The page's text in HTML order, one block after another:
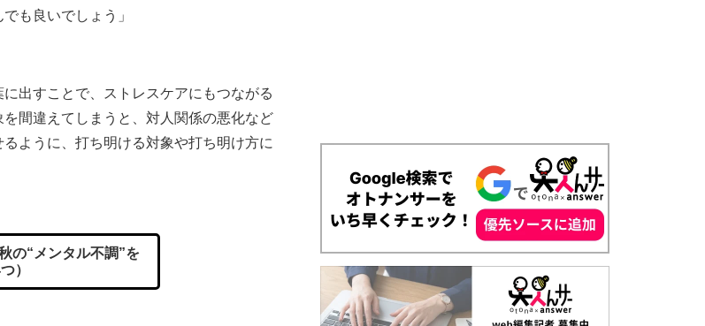
も良いでしょう」
出すことで、ストレスケアにもつながる
間違えてしまうと、対人関係の悪化など
ように、打ち明ける対象や打ち明け方に
の“メンタル不調”を
）